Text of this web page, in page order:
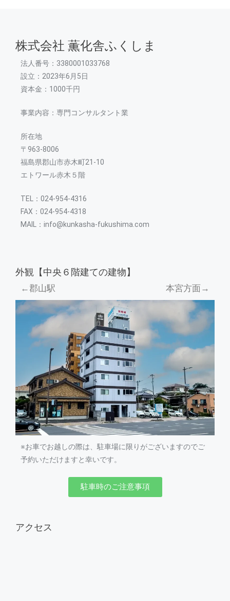
株式会社 薫化舎ふくしま
法人番号：3380001033768
設立：2023年6月5日
資本金：1000千円
事業内容：専門コンサルタント業
所在地
〒963-8006
福島県郡山市赤木町21-10
エトワール赤木５階
TEL：024-954-4316
FAX：024-954-4318
MAIL：info@kunkasha-fukushima.com
外観【中央６階建ての建物】
←郡山駅 本宮方面→
※お車でお越しの際は、駐車場に限りがございますのでご
予約いただけますと幸いです。
駐車時のご注意事項
アクセス